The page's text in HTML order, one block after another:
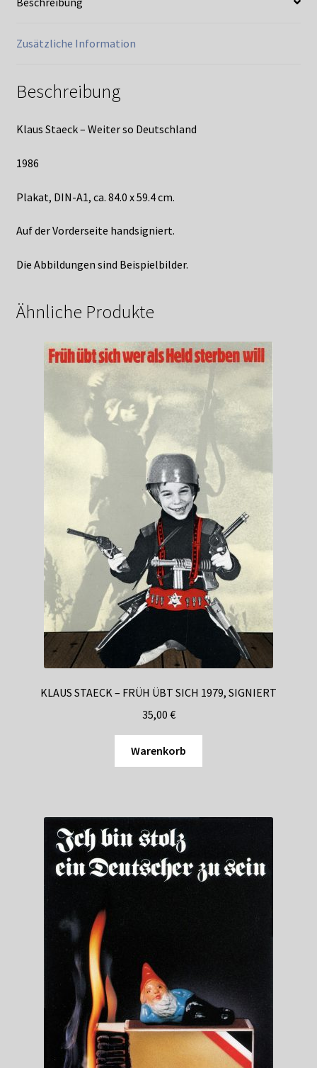
Zusätzliche Information
Beschreibung
Klaus Staeck – Weiter so Deutschland
1986
Plakat, DIN-A1, ca. 84.0 x 59.4 cm.
Auf der Vorderseite handsigniert.
Die Abbildungen sind Beispielbilder.
Ähnliche Produkte
KLAUS STAECK – FRÜH ÜBT SICH 1979, SIGNIERT
35,00 €
Warenkorb